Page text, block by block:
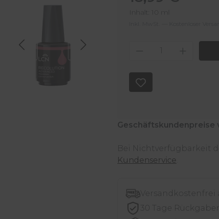
Inhalt:
Produkt
Geschäftskundenpreise
Bei Nichtverfügbarkeit
Kundenservice
Versandkostenfrei
30 Tage